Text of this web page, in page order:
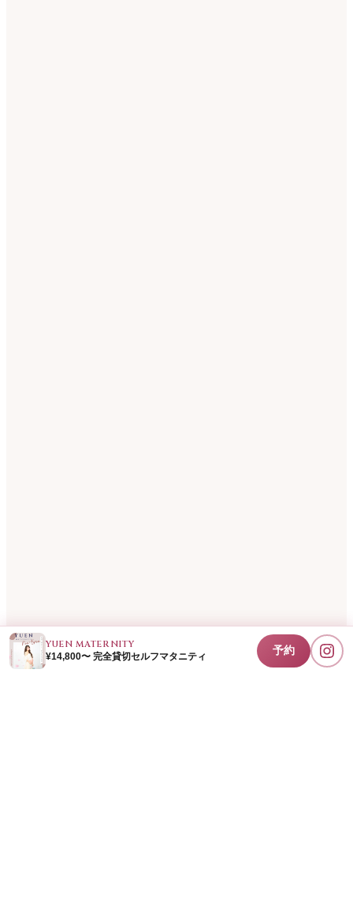
YUEN MATERNITY
¥14,800〜 完全貸切セルフマタニティ 予約